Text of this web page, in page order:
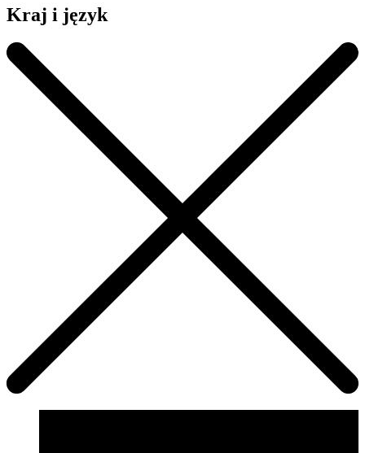
Kraj i język